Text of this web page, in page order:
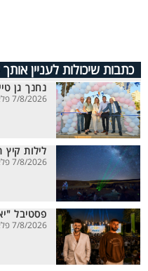
כתבות שיכולות לעניין
נחנך גן
7/8/2026 פלאשנט רכילות
לילות
7/8/2026 פלאשנט רכילות
פסטיבל
7/8/2026 פלאשנט רכילות